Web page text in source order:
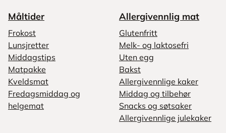
Måltider
Frokost
Lunsjretter
Middagstips
Matpakke
Kveldsmat
Fredagsmiddag og
helgemat
Allergivennlig mat
Glutenfritt
Melk- og laktosefri
Uten egg
Bakst
Allergivennlige kaker
Middag og tilbehør
Snacks og søtsaker
Allergivennlige julekaker